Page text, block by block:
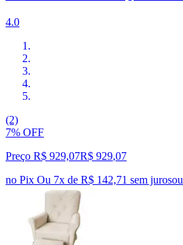
4.0
(2)
7% OFF
Preço R$ 929,07R$ 929,07
no Pix Ou 7x de R$ 142,71 sem jurosou